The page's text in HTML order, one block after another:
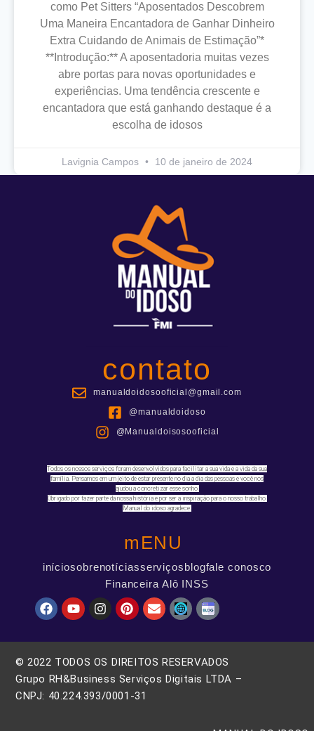
como Pet Sitters “Aposentados Descobrem
Uma Maneira Encantadora de Ganhar Dinheiro
Extra Cuidando de Animais de Estimação”*
**Introdução:** A aposentadoria muitas vezes
abre portas para novas oportunidades e
experiências. Uma tendência crescente e
encantadora que está ganhando destaque é a
escolha de idosos
Lavignia Campos 10 de janeiro de 2024
contato
manualdoidosooficial@gmail.com
@manualdoidoso
@Manualdoisosooficial
Todos os nossos serviços foram desenvolvidos para facilitar a sua vida e a vida da sua
família. Pensamos em um jeito de estar presente no dia a dia das pessoas e você nos
ajudou a concretizar esse sonho.
Obrigado por fazer parte da nossa história e por ser a inspiração para o nosso trabalho.
Manual do idoso agradece.
mENU
iníciosobrenotíciasserviçosblogfale conosco
Financeira Alô INSS
© 2022 TODOS OS DIREITOS RESERVADOS
Grupo RH&Business Serviços Digitais LTDA –
CNPJ: 40.224.393/0001-31